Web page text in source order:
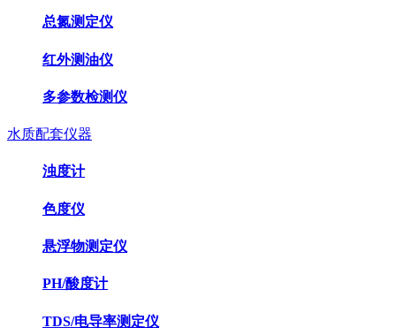
总氮测定仪
红外测油仪
多参数检测仪
水质配套仪器
浊度计
色度仪
悬浮物测定仪
PH/酸度计
TDS/电导率测定仪